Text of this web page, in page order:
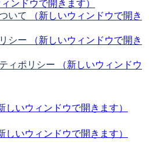
ィンドウで開きます）
いて
（新しいウィンドウで開き
シー
（新しいウィンドウで開き
ィポリシー
（新しいウィンドウ
しいウィンドウで開きます）
しいウィンドウで開きます）